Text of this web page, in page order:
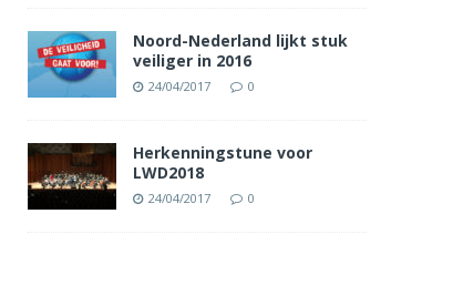
Noord-Nederland lijkt stuk
veiliger in 2016
24/04/2017 0
Herkenningstune voor
LWD2018
24/04/2017 0